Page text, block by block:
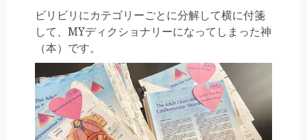
ビリビリにカテゴリーごとに分解して横に付箋
して、MYディクショナリーになってしまった神
（本）です。